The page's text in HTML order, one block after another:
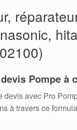
Pompe à
devis avec Pro
à travers ce